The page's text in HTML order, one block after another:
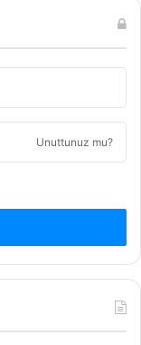
Unuttunuz mu?